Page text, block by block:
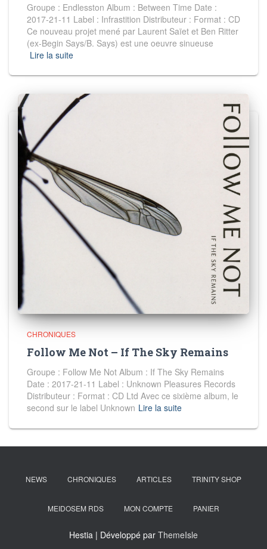
Groupe : Endlesston Album : Between Time Date :
2017-21-11 Label : Infrastition Distributeur : Format : CD
Ce nouveau projet mené par Laurent Saïet et Ben Ritter
(ex-Begin Says/B. Says) est une oeuvre sinueuse
Lire la suite
CHRONIQUES
Follow Me Not – If The Sky Remains
Groupe : Follow Me Not Album : If The Sky Remains
Date : 2017-21-11 Label : Unknown Pleasures Records
Distributeur : Format : CD Ltd Avec ce sixième album, le
second sur le label Unknown Lire la suite
NEWS CHRONIQUES ARTICLES TRINITY SHOP
MEIDOSEM RDS MON COMPTE PANIER
Hestia | Développé par ThemeIsle